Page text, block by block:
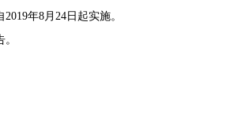
年8月24日起实施。